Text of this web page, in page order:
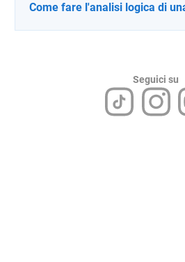
Come fare l'analisi logica di
Seguici su